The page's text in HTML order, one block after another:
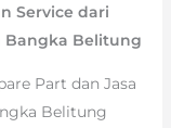
Service dari
Bangka Belitung
Part dan Jasa
Belitung